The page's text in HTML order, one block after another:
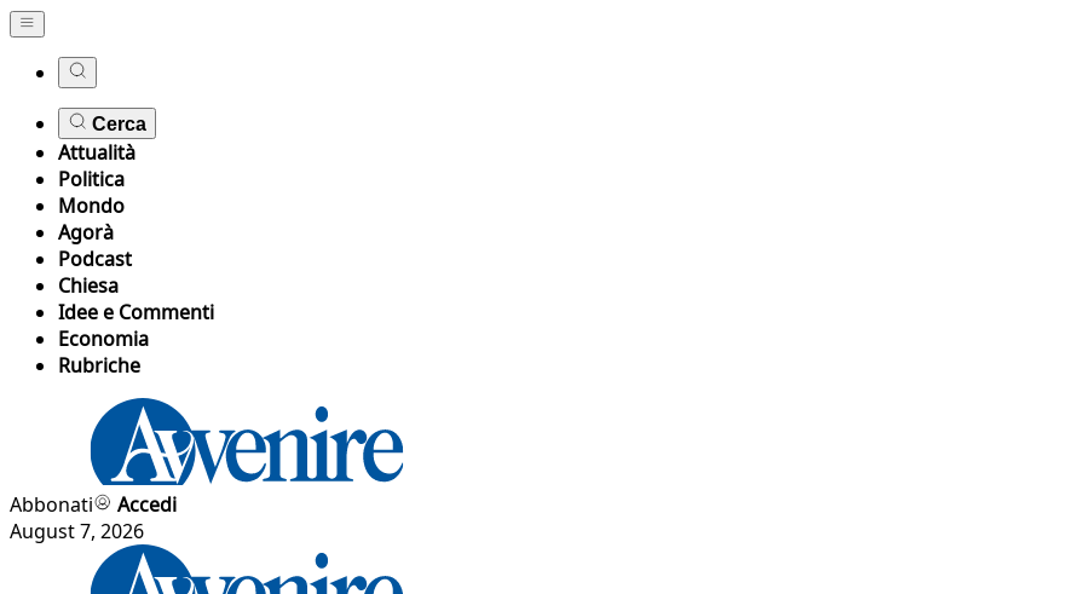
Cerca
Attualità
Politica
Mondo
Agorà
Podcast
Chiesa
Idee e Commenti
Economia
Rubriche
Abbonati
Accedi
August 7, 2026